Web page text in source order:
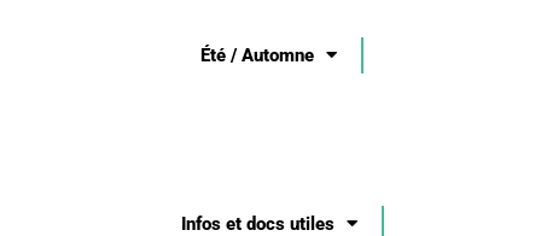
Été / Automne
Infos et docs utiles